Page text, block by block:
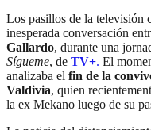
Los pasillos de la televisión
inesperada conversación
Gallardo, durante una
Sígueme, de TV+. El
analizaba el fin de la
Valdivia, quien
la ex Mekano luego de su